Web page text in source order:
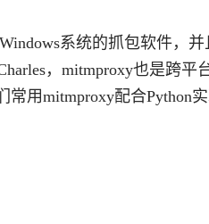
系统的抓包软件，
，mitmproxy也是跨平
用mitmproxy配合Python